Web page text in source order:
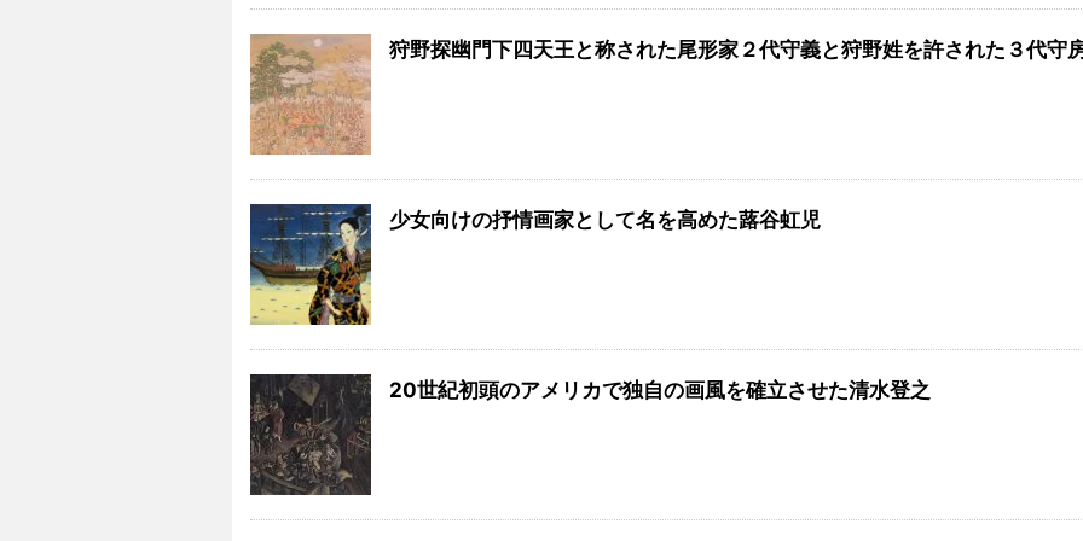
狩野探幽門下四天王と称された尾形家２代守義と狩野姓を許された３代守
少女向けの抒情画家として名を高めた蕗谷虹児
20世紀初頭のアメリカで独自の画風を確立させた清水登之